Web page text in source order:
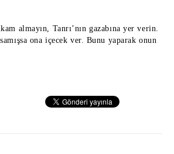
almayın, Tanrı’nın gazabına yer verin.
ona içecek ver. Bunu yaparak onun